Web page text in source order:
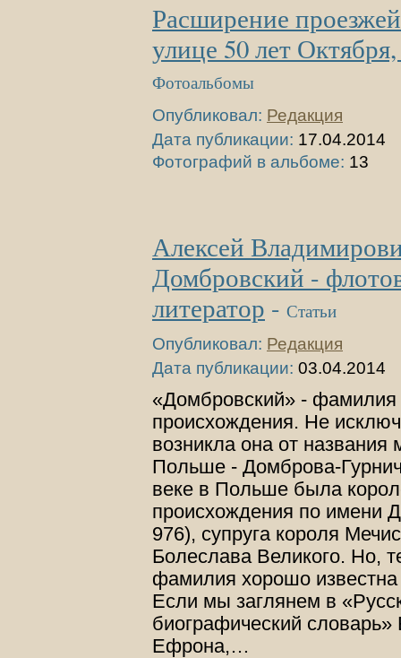
Расширение
улице 50 лет
Фотоальбомы
Опубликовал: Редакция
Дата публикации: 17.04.2014
Фотографий в альбоме: 13
Алексей
Домбровский -
литератор - Статьи
Опубликовал: Редакция
Дата публикации: 03.04.2014
«Домбровский» - фамилия
происхождения. Не
возникла она от названия
Польше - Домброва-
веке в Польше была
происхождения по имени
976), супруга короля
Болеслава Великого. Но,
фамилия хорошо
Если мы заглянем в
биографический словарь»
Ефрона,…